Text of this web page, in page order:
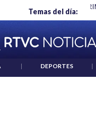
Temas del día:
"HABLAR NO ES UN
| DEPORTES |